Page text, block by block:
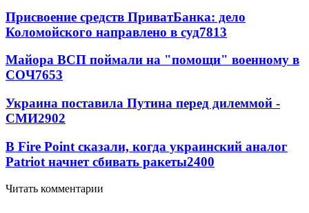
Присвоение средств ПриватБанка: дело
Коломойского направлено в суд7813
Майора ВСП поймали на "помощи" военному в
СОЧ7653
Украина поставила Путина перед дилеммой -
СМИ2902
В Fire Point сказали, когда украинский аналог
Patriot начнет сбивать ракеты2400
Читать комментарии